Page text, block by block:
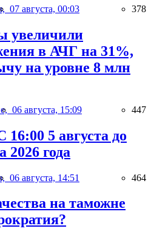
07 августа, 00:03 378
увеличили
в АЧГ на 31%,
на уровне 8 млн
06 августа, 15:09 447
5 августа до
2026 года
06 августа, 14:51 464
на таможне